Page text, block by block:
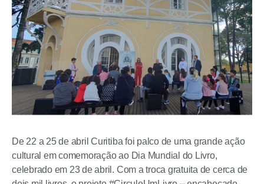
De 22 a 25 de abril Curitiba foi palco de uma grande ação
cultural em comemoração ao Dia Mundial do Livro,
celebrado em 23 de abril. Com a troca gratuita de cerca de